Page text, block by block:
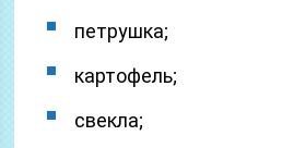
петрушка;
картофель;
свекла;